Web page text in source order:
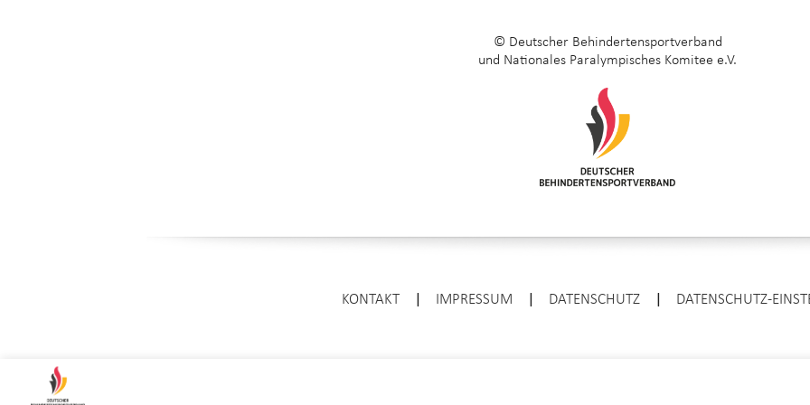
© Deutscher Behindertensportverband
und Nationales Paralympisches Komitee e.V.
KONTAKT IMPRESSUM DATENSCHUTZ DATENSCHUTZ-